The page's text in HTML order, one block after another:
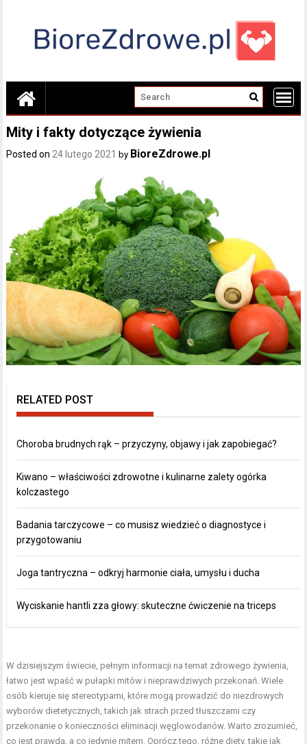
Mity i fakty dotyczące żywienia
Posted on 24 lutego 2021 by BioreZdrowe.pl
RELATED POST
Choroba brudnych rąk – przyczyny, objawy i jak zapobiegać?
Kiwano – właściwości zdrowotne i kulinarne zalety ogórka
kolczastego
Badania tarczycowe – co musisz wiedzieć o diagnostyce i
przygotowaniu
Joga tantryczna – odkryj harmonie ciała, umysłu i ducha
Wyciskanie hantli zza głowy: skuteczne ćwiczenie na triceps
W dzisiejszym świecie, pełnym informacji na temat zdrowego żywienia,
łatwo jest wpaść w pułapki mitów i nieprawdziwych przekonań. Wiele
osób kieruje się stereotypami, które mogą prowadzić do niezdrowych
wyborów dietetycznych, takich jak strach przed tłuszczami czy
przekonanie o konieczności eliminacji węglowodanów. Warto zrozumieć,
co jest prawdą, a co jedynie mitem. Oprócz tego, różne diety, takie jak